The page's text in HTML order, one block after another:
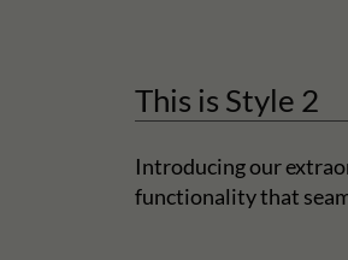
This is Style 2
Introducing our
functionality that